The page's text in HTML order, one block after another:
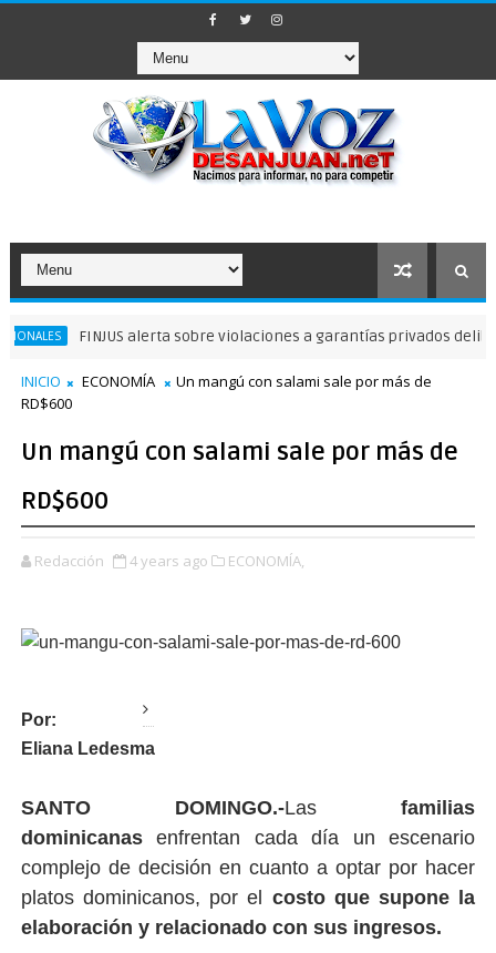
FINJUS alerta sobre violaciones a garantías privados delibertad
INICIO ECONOMÍA
Un mangú con salami sale por más de
RD$600
Un mangú con salami sale por más de
RD$600
Redacción 4 years ago ECONOMÍA,
Por:
Eliana Ledesma
SANTO DOMINGO.-Las
familias
dominicanas
enfrentan cada día un escenario
complejo de decisión en cuanto a optar por hacer
platos dominicanos, por el
costo que supone la
elaboración y relacionado con sus ingresos.